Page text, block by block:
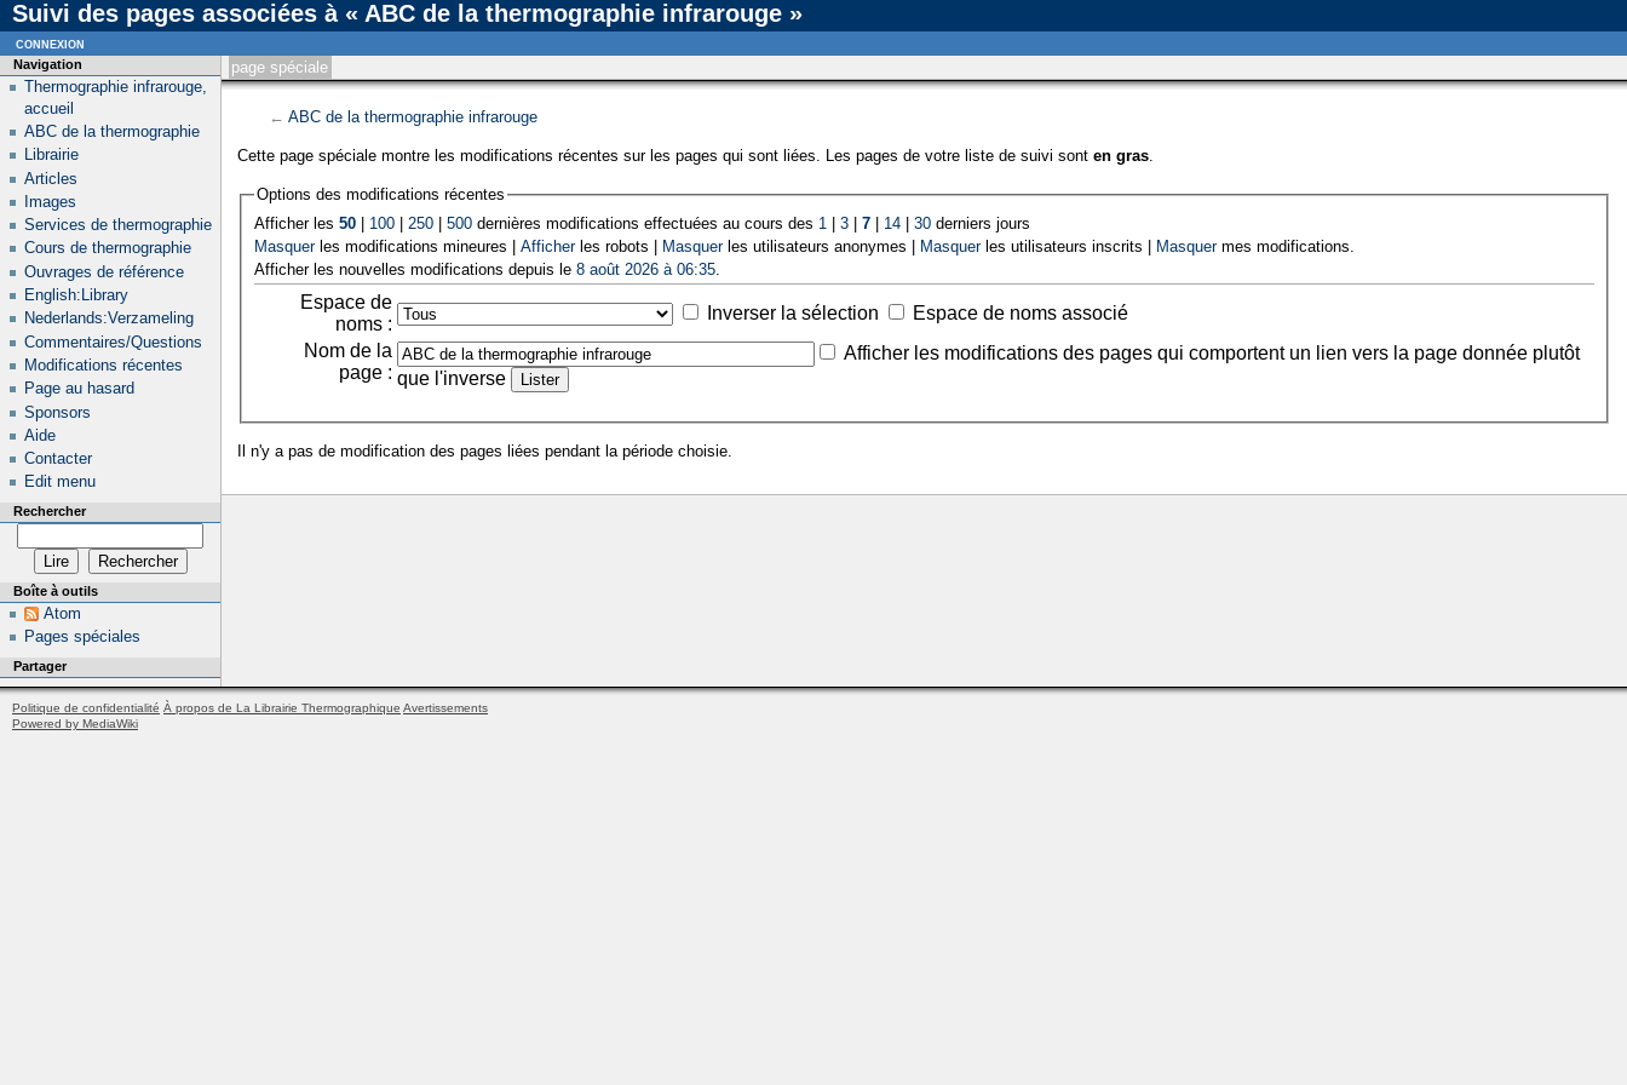
Suivi des pages associées à « ABC de la thermographie infrarouge »
page spéciale
← ABC de la thermographie infrarouge
Cette page spéciale montre les modifications récentes sur les pages qui sont liées. Les pages de votre liste de suivi sont en gras.
Options des modifications récentes
Afficher les 50| 100| 250| 500dernières modifications effectuées au cours des 1 | 3| 7| 14| 30derniers jours
Masquerles modifications mineures | Afficherles robots | Masquerles utilisateurs anonymes | Masquerles utilisateurs inscrits | Masquermes modifications.
Afficher les nouvelles modifications depuis le 8 août 2026 à 06:35.
Espace de
noms :
Inverser la sélection
Espace de noms associé
Nom de la
page :
Afficher les modifications des pages qui comportent un lien vers la page donnée plutôt
que l'inverse
Il n'y a pas de modification des pages liées pendant la période choisie.
Navigation
Thermographie infrarouge,
accueil
ABC de la thermographie
Librairie
Articles
Images
Services de thermographie
Cours de thermographie
Ouvrages de référence
English:Library
Nederlands:Verzameling
Commentaires/Questions
Modifications récentes
Page au hasard
Sponsors
Aide
Contacter
Edit menu
Rechercher
Boîte à outils
Atom
Pages spéciales
Partager
connexion
Politique de confidentialité À propos de La Librairie Thermographique Avertissements
Powered by MediaWiki